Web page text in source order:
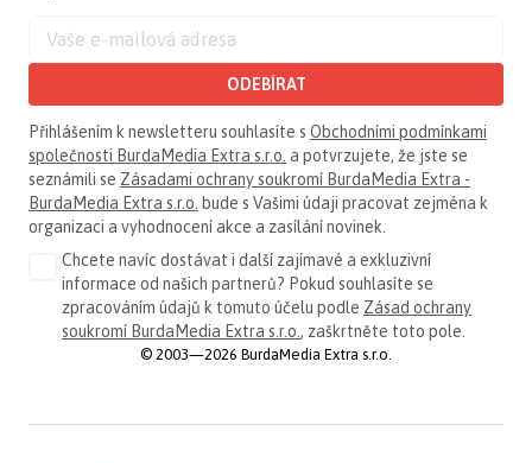
ODEBÍRAT
Přihlášením k newsletteru souhlasíte s Obchodními podmínkami
společnosti BurdaMedia Extra s.r.o. a potvrzujete, že jste se
seznámili se Zásadami ochrany soukromí BurdaMedia Extra -
BurdaMedia Extra s.r.o. bude s Vašimi údaji pracovat zejména k
organizaci a vyhodnocení akce a zasílání novinek.
Chcete navíc dostávat i další zajímavé a exkluzivní
informace od našich partnerů? Pokud souhlasíte se
zpracováním údajů k tomuto účelu podle Zásad ochrany
soukromí BurdaMedia Extra s.r.o., zaškrtněte toto pole.
© 2003—2026 BurdaMedia Extra s.r.o.